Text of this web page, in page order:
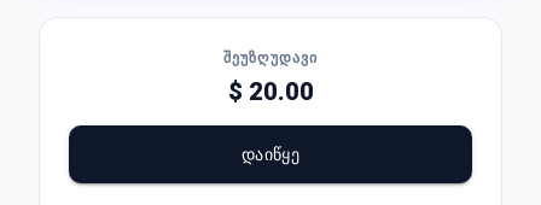
ᲨᲔᲣᲖᲦᲣᲓᲐᲕᲘ
$ 20.00
ᲓᲐᲘᲬᲧᲔ